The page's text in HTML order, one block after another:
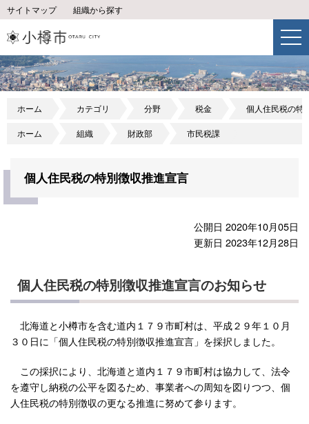
サイトマップ 組織から探す
ホーム カテゴリ 分野 税金 個人住民税の特
ホーム 組織 財政部 市民税課
個人住民税の特別徴収推進宣言
公開日 2020年10月05日
更新日 2023年12月28日
個人住民税の特別徴収推進宣言のお知らせ
北海道と小樽市を含む道内１７９市町村は、平成２９年１０月
３０日に「個人住民税の特別徴収推進宣言」を採択しました。
この採択により、北海道と道内１７９市町村は協力して、法令
を遵守し納税の公平を図るため、事業者への周知を図りつつ、個
人住民税の特別徴収の更なる推進に努めて参ります。